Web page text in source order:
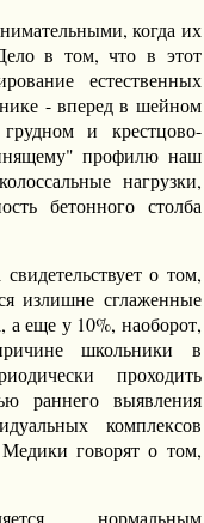
когда их
в том, что в этот
естественных
- вперед в шейном
и крестцово-
профилю наш
нагрузки,
бетонного столба
о том,
излишне сглаженные
а еще у 10%, наоборот,
школьники в
проходить
раннего выявления
комплексов
говорят о том,
нормальным